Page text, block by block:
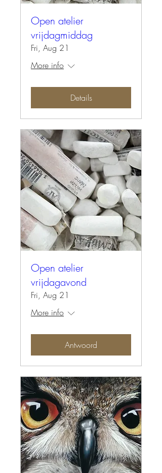
Open atelier
vrijdagmiddag
Fri, Aug 21
More info
Details
Open atelier
vrijdagavond
Fri, Aug 21
More info
Antwoord